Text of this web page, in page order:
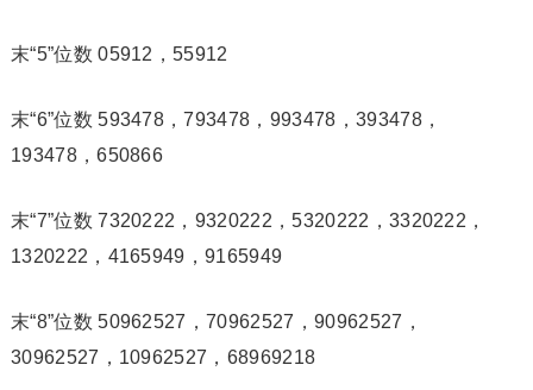
末“5”位数 05912，55912
末“6”位数 593478，793478，993478，393478，
193478，650866
末“7”位数 7320222，9320222，5320222，3320222，
1320222，4165949，9165949
末“8”位数 50962527，70962527，90962527，
30962527，10962527，68969218